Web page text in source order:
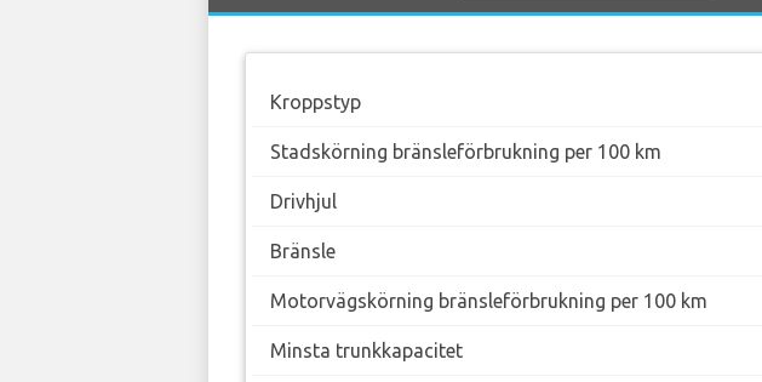
Kroppstyp
Stadskörning bränsleförbrukning per 100 km
Drivhjul
Bränsle
Motorvägskörning bränsleförbrukning per 100 km
Minsta trunkkapacitet